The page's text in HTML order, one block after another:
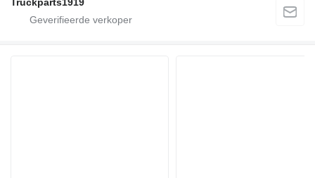
Truckparts1919